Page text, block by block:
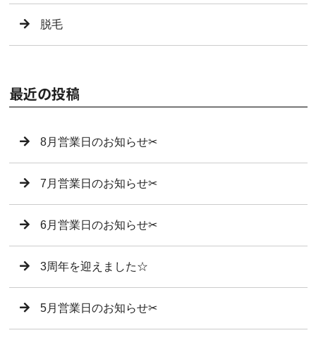
脱毛
最近の投稿
8月営業日のお知らせ✂︎
7月営業日のお知らせ✂︎
6月営業日のお知らせ✂︎
3周年を迎えました☆
5月営業日のお知らせ✂︎